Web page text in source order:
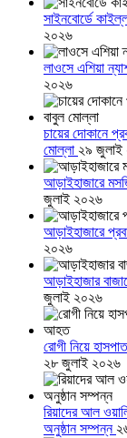
সাইনবোর্ডে
২০২৬
লাওসে এশিয়া
২০২৬
চায়ের দোকানে
মোল্লা ২৯ জুলাই
আড়াইহাজারে
জুলাই ২০২৬
আড়াইহাজারে
২০২৬
আড়াইহাজার
জুলাই ২০২৬
রোগী নিয়ে
২৮ জুলাই ২০২৬
রিয়াদের আল
অনুষ্ঠান সম্পন্ন